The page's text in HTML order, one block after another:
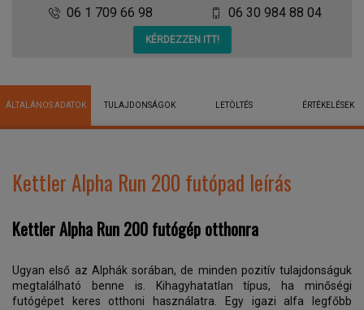
06 1 709 66 98 06 30 984 88 04
KÉRDEZZEN ITT!
ÁLTALÁNOS ADATOK TULAJDONSÁGOK LETÖLTÉS ÉRTÉKELÉSEK
Kettler Alpha Run 200 futópad leírás
Kettler Alpha Run 200 futógép otthonra
Ugyan első az Alphák sorában, de minden pozitív tulajdonságuk
megtalálható benne is. Kihagyhatatlan típus, ha minőségi
futógépet keres otthoni használatra. Egy igazi alfa legfőbb